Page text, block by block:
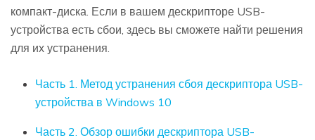
компакт-диска. Если в вашем дескрипторе USB-
устройства есть сбои, здесь вы сможете найти решения
для их устранения.
Часть 1. Метод устранения сбоя дескриптора USB-
устройства в Windows 10
Часть 2. Обзор ошибки дескриптора USB-